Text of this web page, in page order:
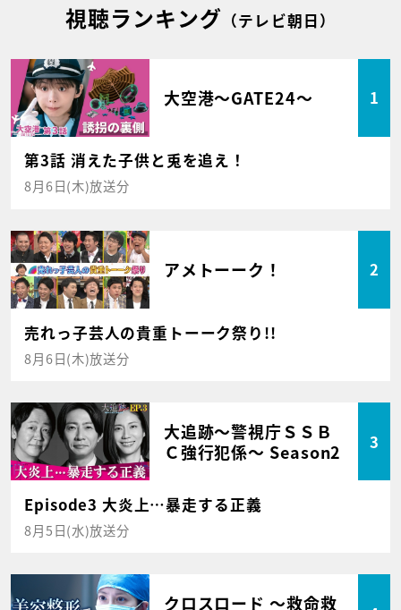
視聴ランキング （テレビ朝日）
大空港～GATE24～ 1
第3話 消えた子供と兎を追え！
8月6日(木)放送分
アメトーーク！ 2
売れっ子芸人の貴重トーーク祭り!!
8月6日(木)放送分
大追跡～警視庁ＳＳＢ
Ｃ強行犯係～ Season2
3
Episode3 大炎上…暴走する正義
8月5日(水)放送分
クロスロード ～救命救